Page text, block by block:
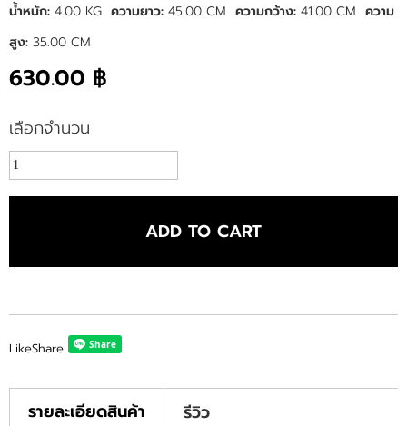
น้ำหนัก: 4.00 KG ความยาว: 45.00 CM ความกว้าง: 41.00 CM ความ
สูง: 35.00 CM
630.00 ฿
เลือกจำนวน
ADD TO CART
LikeShare
รายละเอียดสินค้า รีวิว